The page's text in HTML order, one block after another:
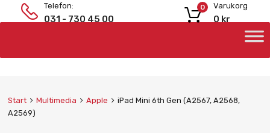
Telefon:
031 - 730 45 00
Varukorg
0 kr
0
Start Multimedia Apple
iPad Mini 6th Gen (A2567, A2568,
A2569)